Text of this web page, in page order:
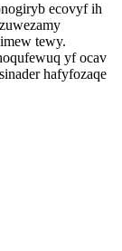
ecovyf ih
tewy.
yf ocav
hafyfozaqe